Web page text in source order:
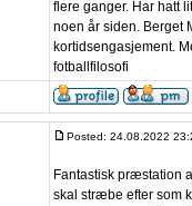
flere ganger. Har hatt
noen år siden. Berget
kortidsengasjement.
fotballfilosofi
Posted: 24.08.2022
Fantastisk præstation
skal stræbe efter som